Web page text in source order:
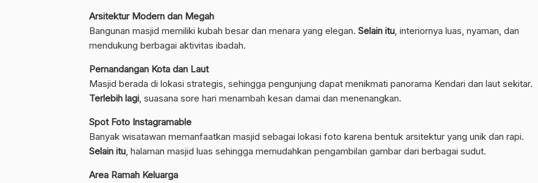
Arsitektur Modern dan Megah
Bangunan masjid memiliki kubah besar dan menara yang elegan. Selain itu, interiornya luas, nyaman, dan
mendukung berbagai aktivitas ibadah.
Pemandangan Kota dan Laut
Masjid berada di lokasi strategis, sehingga pengunjung dapat menikmati panorama Kendari dan laut sekitar.
Terlebih lagi, suasana sore hari menambah kesan damai dan menenangkan.
Spot Foto Instagramable
Banyak wisatawan memanfaatkan masjid sebagai lokasi foto karena bentuk arsitektur yang unik dan rapi.
Selain itu, halaman masjid luas sehingga memudahkan pengambilan gambar dari berbagai sudut.
Area Ramah Keluarga